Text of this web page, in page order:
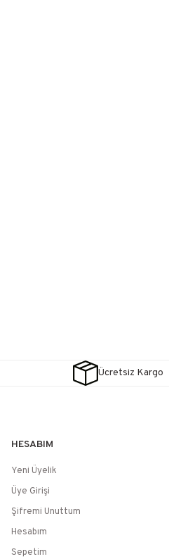
Ücretsiz Kargo
HESABIM
Yeni Üyelik
Üye Girişi
Şifremi Unuttum
Hesabım
Sepetim